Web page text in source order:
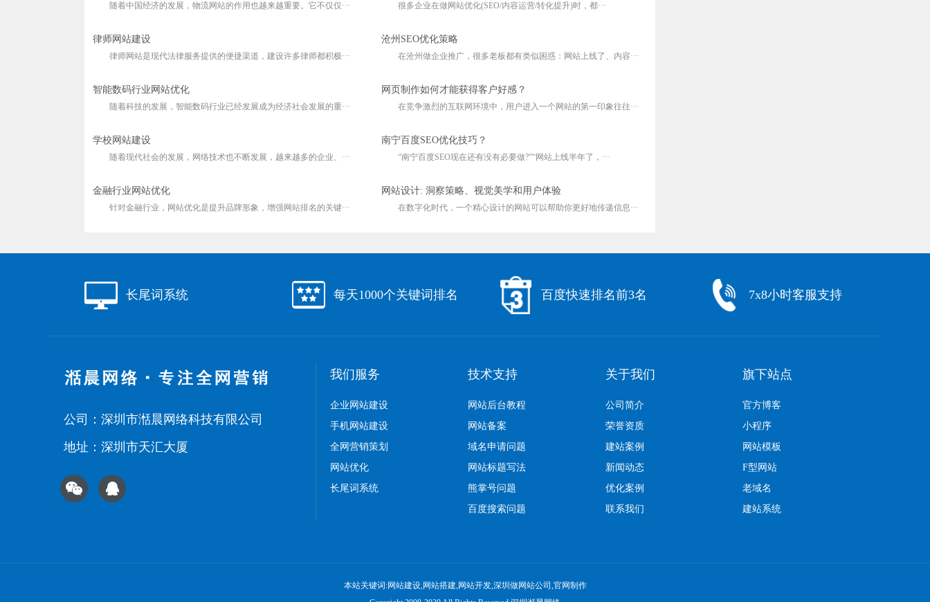
随着中国经济的发展，物流网站的作用也越来越重要。它不仅仅···
律师网站建设
律师网站是现代法律服务提供的便捷渠道，建设许多律师都积极···
智能数码行业网站优化
随着科技的发展，智能数码行业已经发展成为经济社会发展的重···
学校网站建设
随着现代社会的发展，网络技术也不断发展，越来越多的企业、···
金融行业网站优化
针对金融行业，网站优化是提升品牌形象，增强网站排名的关键···
很多企业在做网站优化(SEO/内容运营/转化提升)时，都···
沧州SEO优化策略
在沧州做企业推广，很多老板都有类似困惑：网站上线了、内容···
网页制作如何才能获得客户好感？
在竞争激烈的互联网环境中，用户进入一个网站的第一印象往往···
南宁百度SEO优化技巧？
“南宁百度SEO现在还有没有必要做?”“网站上线半年了，···
网站设计: 洞察策略、视觉美学和用户体验
在数字化时代，一个精心设计的网站可以帮助你更好地传递信息···
长尾词系统 每天1000个关键词排名 百度快速排名前3名 7x8小时客服支持
公司：深圳市湉晨网络科技有限公司
地址：深圳市天汇大厦
我们服务
企业网站建设
手机网站建设
全网营销策划
网站优化
长尾词系统
技术支持
网站后台教程
网站备案
域名申请问题
网站标题写法
熊掌号问题
百度搜索问题
关于我们
公司简介
荣誉资质
建站案例
新闻动态
优化案例
联系我们
旗下站点
官方博客
小程序
网站模板
F型网站
老域名
建站系统
本站关键词:网站建设,网站搭建,网站开发,深圳做网站公司,官网制作